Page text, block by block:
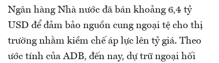
Ngân hàng Nhà nước đã bán khoảng 6,4 tỷ
USD để đảm bảo nguồn cung ngoại tệ cho thị
trường nhằm kiềm chế áp lực lên tỷ giá. Theo
ước tính của ADB, đến nay, dự trữ ngoại hối